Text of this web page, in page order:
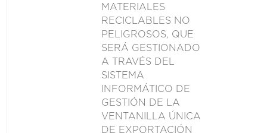
MATERIALES
RECICLABLES NO
PELIGROSOS, QUE
SERÁ GESTIONADO
A TRAVÉS DEL
SISTEMA
INFORMÁTICO DE
GESTIÓN DE LA
VENTANILLA ÚNICA
DE EXPORTACIÓN